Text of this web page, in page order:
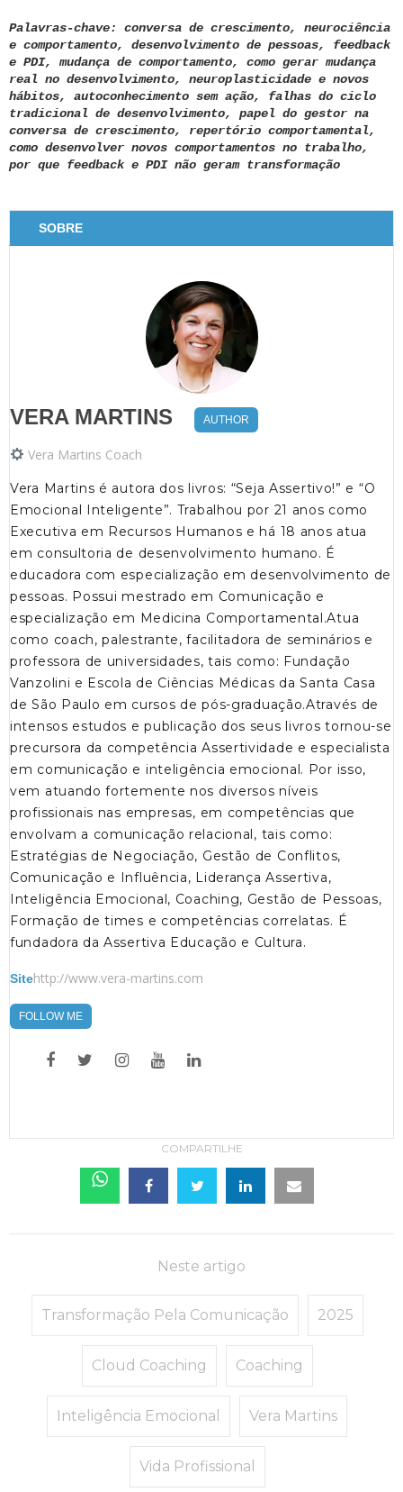
Palavras-chave: conversa de crescimento, neurociência
e comportamento, desenvolvimento de pessoas, feedback
e PDI, mudança de comportamento, como gerar mudança
real no desenvolvimento, neuroplasticidade e novos
hábitos, autoconhecimento sem ação, falhas do ciclo
tradicional de desenvolvimento, papel do gestor na
conversa de crescimento, repertório comportamental,
como desenvolver novos comportamentos no trabalho,
por que feedback e PDI não geram transformação
SOBRE
VERA MARTINS AUTHOR
Vera Martins Coach
Vera Martins é autora dos livros: “Seja Assertivo!” e “O
Emocional Inteligente”. Trabalhou por 21 anos como
Executiva em Recursos Humanos e há 18 anos atua
em consultoria de desenvolvimento humano. É
educadora com especialização em desenvolvimento de
pessoas. Possui mestrado em Comunicação e
especialização em Medicina Comportamental.Atua
como coach, palestrante, facilitadora de seminários e
professora de universidades, tais como: Fundação
Vanzolini e Escola de Ciências Médicas da Santa Casa
de São Paulo em cursos de pós-graduação.Através de
intensos estudos e publicação dos seus livros tornou-se
precursora da competência Assertividade e especialista
em comunicação e inteligência emocional. Por isso,
vem atuando fortemente nos diversos níveis
profissionais nas empresas, em competências que
envolvam a comunicação relacional, tais como:
Estratégias de Negociação, Gestão de Conflitos,
Comunicação e Influência, Liderança Assertiva,
Inteligência Emocional, Coaching, Gestão de Pessoas,
Formação de times e competências correlatas. É
fundadora da Assertiva Educação e Cultura.
Sitehttp://www.vera-martins.com
FOLLOW ME
COMPARTILHE
Neste artigo
Transformação Pela Comunicação 2025
Cloud Coaching Coaching
Inteligência Emocional Vera Martins
Vida Profissional